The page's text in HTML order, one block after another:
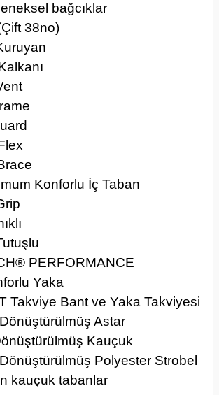
bağcıklar
38no)
Konforlu İç Taban
PERFORMANCE
Yaka
Takviye Bant ve Yaka Takviyesi
Astar
Kauçuk
Polyester Strobel
kauçuk tabanlar